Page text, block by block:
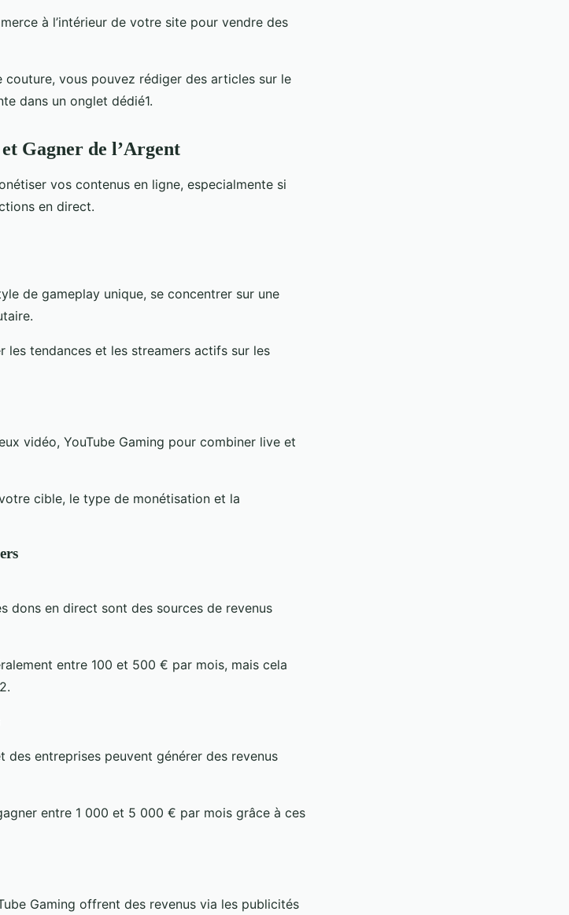
à l’intérieur de votre site pour vendre des
couture, vous pouvez rédiger des articles sur le
dans un onglet dédié1.
Gagner de l’Argent
vos contenus en ligne, especialmente si
en direct.
de gameplay unique, se concentrer sur une
les tendances et les streamers actifs sur les
vidéo, YouTube Gaming pour combiner live et
cible, le type de monétisation et la
dons en direct sont des sources de revenus
entre 100 et 500 € par mois, mais cela
entreprises peuvent générer des revenus
entre 1 000 et 5 000 € par mois grâce à ces
Gaming offrent des revenus via les publicités